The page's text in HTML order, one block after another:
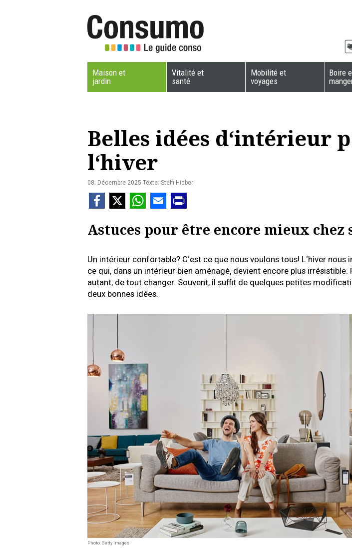
Maison et
jardin
Vitalité et
santé
Mobilité et
voyages
Boire
Belles idées d‘intérieur
l‘hiver
08. Décembre 2025 Texte: Steffi Hidber
Astuces pour être encore mieux chez
Un intérieur confortable? C‘est ce que nous voulons tous! L‘hiver nous
ce qui, dans un intérieur bien aménagé, devient encore plus irrésistible.
autant, de tout changer. Souvent, il suffit de quelques petites
deux bonnes idées.
Photo: Getty Images